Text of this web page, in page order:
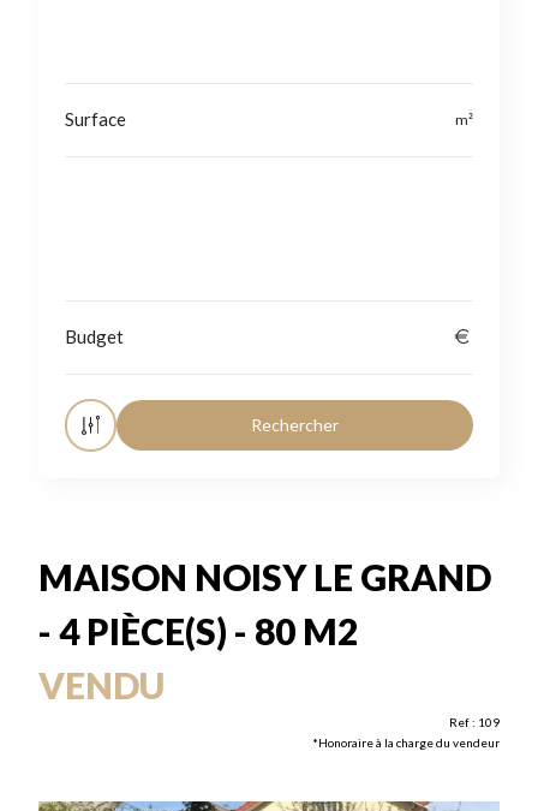
MAISON NOISY LE GRAND
- 4 PIÈCE(S) - 80 M2
VENDU
Ref : 109
*Honoraire à la charge du vendeur